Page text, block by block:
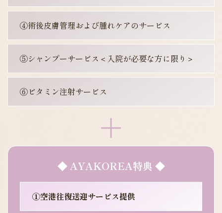
④術後皮膚管理および腫れケアのサービス
⑤シャンプーサービス＜入院が必要な方に限り＞
⑥ビタミン注射サービス
◆ AYAKOREA特典 ◆
①空港往復送迎サービス提供